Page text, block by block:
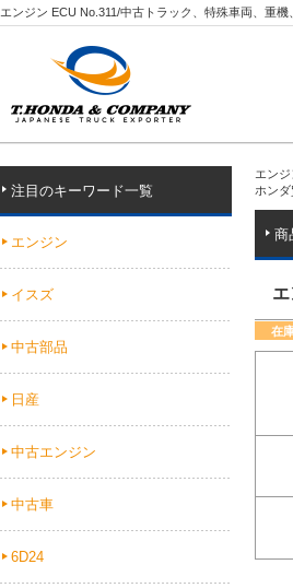
エンジン ECU No.311/中古トラック、特殊車両、重機
注目のキーワード一覧
エンジン
イスズ
中古部品
日産
中古エンジン
中古車
6D24
エン
ホンダ
商
在